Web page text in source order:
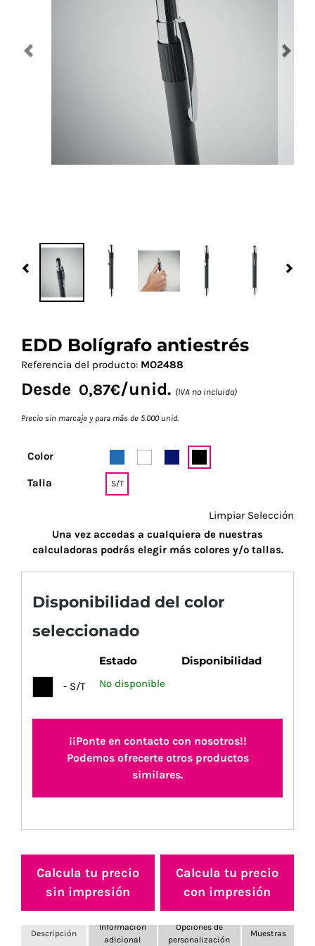
Navidad 🎄 Invierno
Previous
EDD Bolígrafo antiestrés
Referencia del producto: MO2488
Desde 0,87€/unid. (IVA no incluido)
Precio sin marcaje y para más de 5.000 unid.
Color
Talla S/T
Limpiar Selección
Una vez accedas a cualquiera de nuestras
calculadoras podrás elegir más colores y/o tallas.
Disponibilidad del color
seleccionado
Estado Disponibilidad
- S/T No disponible
¡¡Ponte en contacto con nosotros!!
Podemos ofrecerte otros productos
similares.
Calcula tu precio
sin impresión
Calcula tu precio
con impresión
Descripción
Información
adicional
Opciones de
personalización
Muestras